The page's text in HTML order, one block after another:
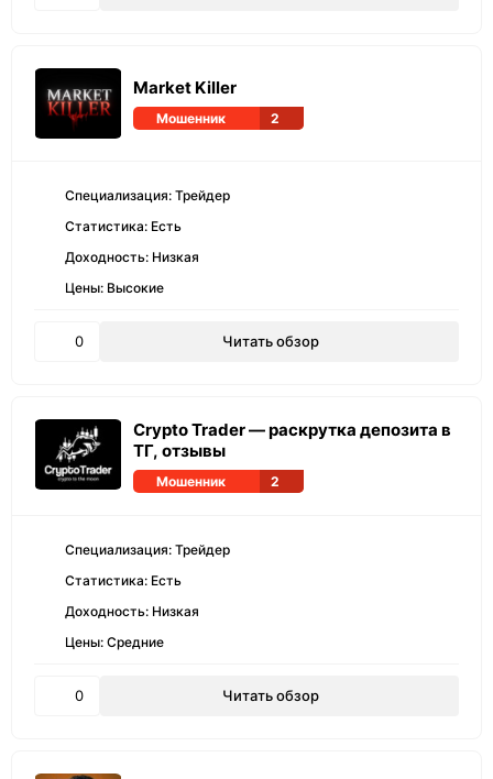
Market Killer
Мошенник 2
Специализация: Трейдер
Статистика: Есть
Доходность: Низкая
Цены: Высокие
0 Читать обзор
Crypto Trader — раскрутка депозита в
ТГ, отзывы
Мошенник 2
Специализация: Трейдер
Статистика: Есть
Доходность: Низкая
Цены: Средние
0 Читать обзор